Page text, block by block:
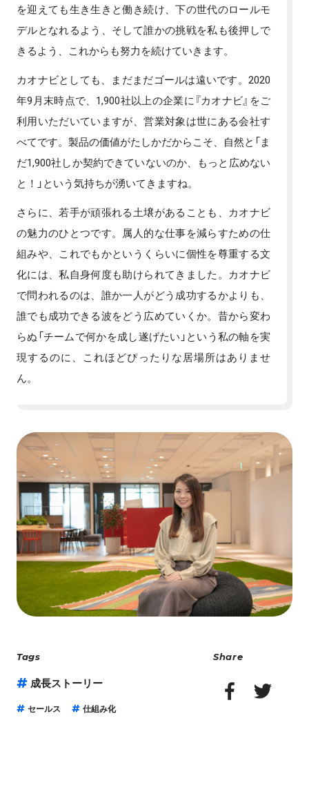
を迎えても生き生きと働き続け、下の世代のロールモ
デルとなれるよう、そして誰かの挑戦を私も後押しで
きるよう、これからも努力を続けていきます。
カオナビとしても、まだまだゴールは遠いです。2020
年9月末時点で、1,900社以上の企業に『カオナビ』をご
利用いただいていますが、営業対象は世にある会社す
べてです。製品の価値がたしかだからこそ、自然と「ま
だ1,900社しか契約できていないのか、もっと広めない
と！」という気持ちが湧いてきますね。
さらに、若手が頑張れる土壌があることも、カオナビ
の魅力のひとつです。属人的な仕事を減らすための仕
組みや、これでもかというくらいに個性を尊重する文
化には、私自身何度も助けられてきました。カオナビ
で問われるのは、誰か一人がどう成功するかよりも、
誰でも成功できる波をどう広めていくか。昔から変わ
らぬ「チームで何かを成し遂げたい」という私の軸を実
現するのに、これほどぴったりな居場所はありませ
ん。
Tags
成長ストーリー
セールス 仕組み化
Share